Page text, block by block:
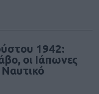
1942:
οι Ιάπωνες